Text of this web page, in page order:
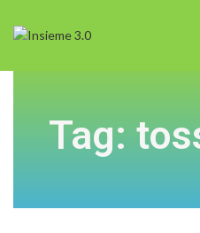
Tag: